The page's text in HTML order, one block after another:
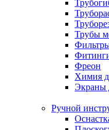
Трубы
Фреон
Химия
Экраны
Ручной